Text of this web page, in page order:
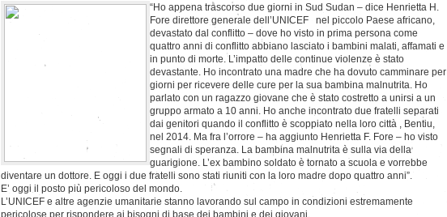
“Ho appena trascorso due giorni in Sud Sudan – dice Henrietta H.
Fore direttore generale dell’UNICEF nel piccolo Paese africano,
devastato dal conflitto – dove ho visto in prima persona come
quattro anni di conflitto abbiano lasciato i bambini malati, affamati e
in punto di morte. L’impatto delle continue violenze è stato
devastante. Ho incontrato una madre che ha dovuto camminare per
giorni per ricevere delle cure per la sua bambina malnutrita. Ho
parlato con un ragazzo giovane che è stato costretto a unirsi a un
gruppo armato a 10 anni. Ho anche incontrato due fratelli separati
dai genitori quando il conflitto è scoppiato nella loro città , Bentiu,
nel 2014. Ma fra l’orrore – ha aggiunto Henrietta F. Fore – ho visto
segnali di speranza. La bambina malnutrita è sulla via della
guarigione. L’ex bambino soldato è tornato a scuola e vorrebbe
diventare un dottore. E oggi i due fratelli sono stati riuniti con la loro madre dopo quattro anni”.
E’ oggi il posto più pericoloso del mondo.
L’UNICEF e altre agenzie umanitarie stanno lavorando sul campo in condizioni estremamente
pericolose per rispondere ai bisogni di base dei bambini e dei giovani.